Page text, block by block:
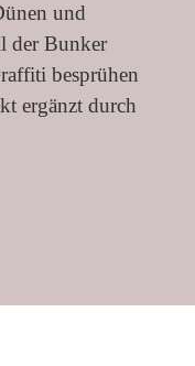
und
der Bunker
besprühen
ergänzt durch